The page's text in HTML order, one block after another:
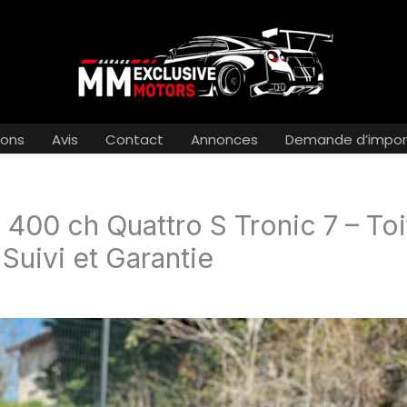
Avis Contact Annonces Demande
ch Quattro S Tronic 7 –
et Garantie